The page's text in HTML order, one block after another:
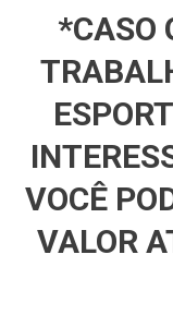
*CASO
VOCÊ
VALOR